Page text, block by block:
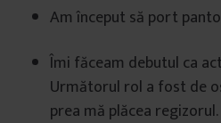
Am început să port
Îmi făceam debutul ca
Următorul rol a fost de
prea mă plăcea regizorul.